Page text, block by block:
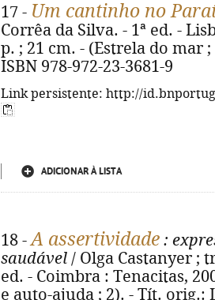
17 - Um cantinho no
Corrêa da Silva. - 1ª ed. -
p. ; 21 cm. - (Estrela do mar
ISBN 978-972-23-3681-9
Link persistente: http://
ADICIONAR À LISTA
18 -A assertividade :
saudável / Olga Castanyer ;
ed. - Coimbra : Tenacitas,
e auto-ajuda ; 2). - Tít.